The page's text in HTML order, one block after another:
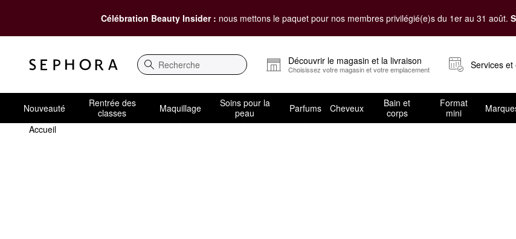
Célébration Beauty Insider : nous mettons le paquet pour nos membres privilégié(e)s du 1er au 31 août.
Recherche
Découvrir le magasin et la livraison
Choisissez votre magasin et votre emplacement Services
Nouveauté
Rentrée des
classes
Maquillage
Soins pour la
peau
Parfums Cheveux
Bain et
corps
Format
mini
Accueil